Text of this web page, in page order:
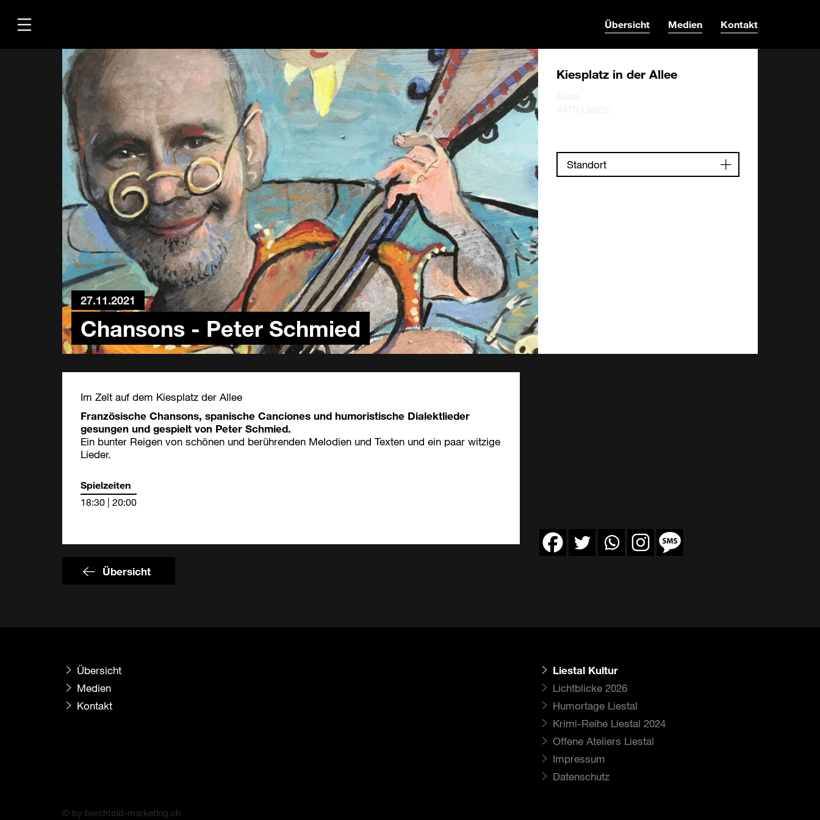
Übersicht
Medien
Kontakt
Übersicht Medien Kontakt
27.11.2021
Chansons - Peter Schmied
Im Zelt auf dem Kiesplatz der Allee
Französische Chansons, spanische Canciones und humoristische Dialektlieder
gesungen und gespielt von Peter Schmied.
Ein bunter Reigen von schönen und berührenden Melodien und Texten und ein paar witzige
Lieder.
Spielzeiten
18:30 | 20:00
Kiesplatz in der Allee
Standort
Übersicht
Übersicht
Medien
Kontakt
Liestal Kultur
Lichtblicke 2026
Humortage Liestal
Krimi-Reihe Liestal 2024
Offene Ateliers Liestal
Impressum
Datenschutz
© by berchtold-marketing.ch